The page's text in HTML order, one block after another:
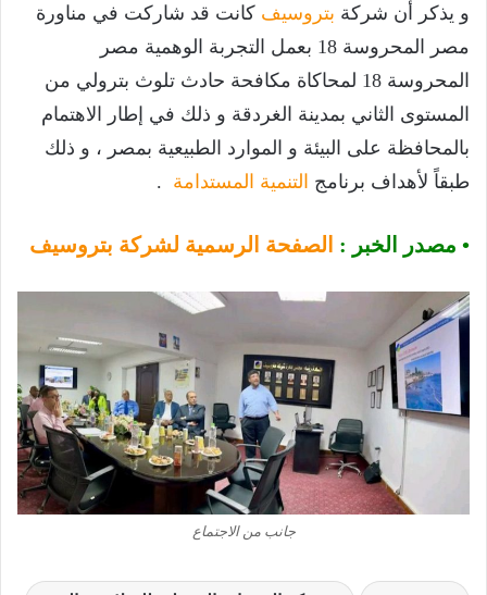
و يذكر أن شركة بتروسيف كانت قد شاركت في مناورة
مصر المحروسة 18 بعمل التجربة الوهمية مصر
المحروسة 18 لمحاكاة مكافحة حادث تلوث بترولي من
المستوى الثاني بمدينة الغردقة و ذلك في إطار الاهتمام
بالمحافظة على البيئة و الموارد الطبيعية بمصر ، و ذلك
طبقاً لأهداف برنامج التنمية المستدامة .
• مصدر الخبر : الصفحة الرسمية لشركة بتروسيف
جانب من الاجتماع